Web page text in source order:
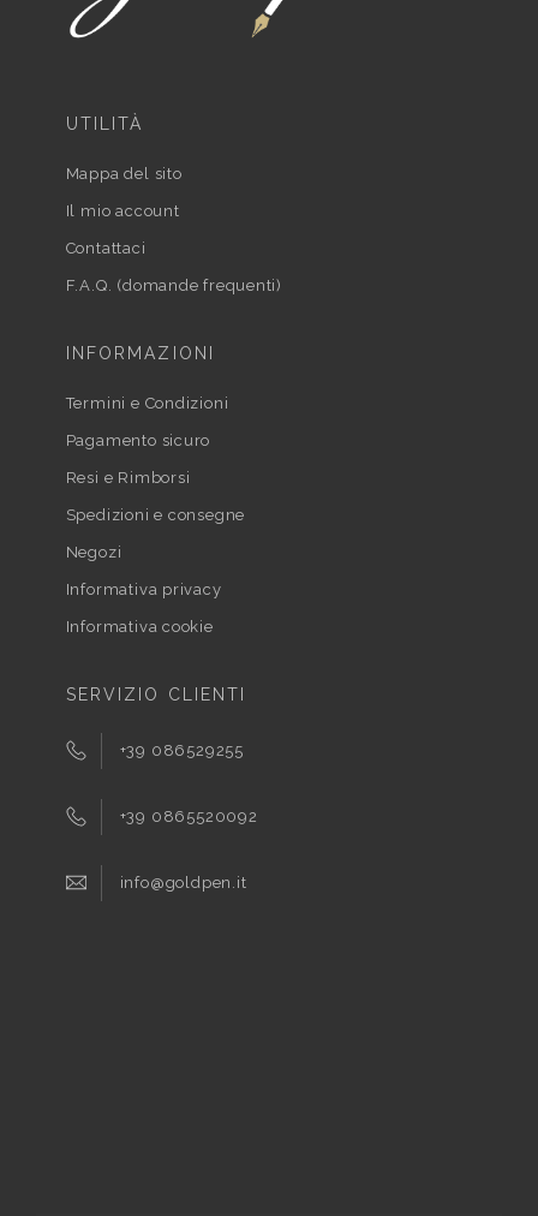
UTILITÀ
Mappa del sito
Il mio account
Contattaci
F.A.Q. (domande frequenti)
INFORMAZIONI
Termini e Condizioni
Pagamento sicuro
Resi e Rimborsi
Spedizioni e consegne
Negozi
Informativa privacy
Informativa cookie
SERVIZIO CLIENTI
+39 086529255
+39 0865520092
info@goldpen.it